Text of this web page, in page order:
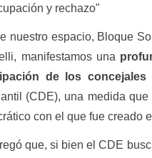
y rechazo"
nuestro espacio, Bloque
manifestamos una
de los concejales
(CDE), una medida que
con el que fue creado
que, si bien el CDE